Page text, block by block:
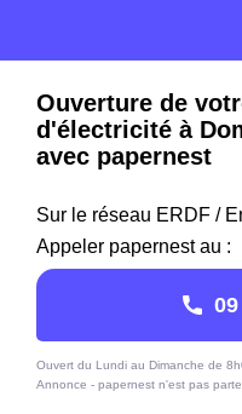
Ouverture de
d'électricité à
avec papernest
Sur le réseau ERDF /
Appeler papernest au :
Ouvert du Lundi au Dimanche de
Annonce - papernest n'est pas